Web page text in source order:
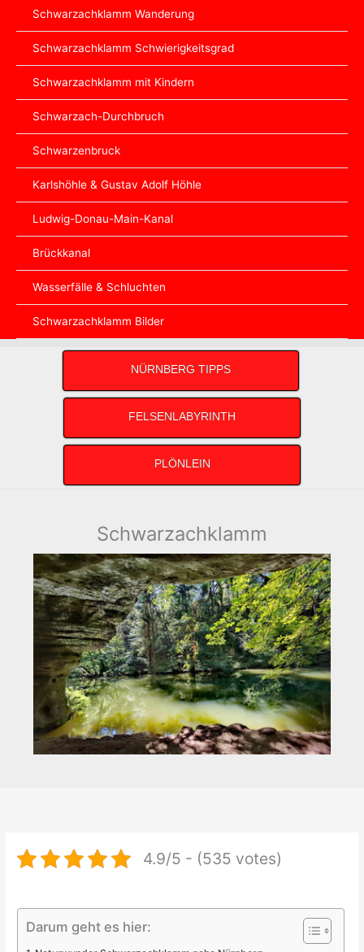
Schwarzachklamm Wanderung
Schwarzachklamm Schwierigkeitsgrad
Schwarzachklamm mit Kindern
Schwarzach-Durchbruch
Schwarzenbruck
Karlshöhle & Gustav Adolf Höhle
Ludwig-Donau-Main-Kanal
Brückkanal
Wasserfälle & Schluchten
Schwarzachklamm Bilder
NÜRNBERG TIPPS
FELSENLABYRINTH
PLÖNLEIN
Schwarzachklamm
4.9/5 - (535 votes)
Darum geht es hier: